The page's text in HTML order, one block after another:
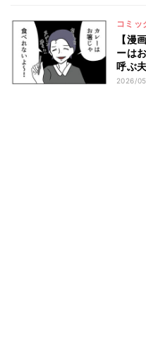
コミッ
【漫
ーは
呼ぶ
2026/